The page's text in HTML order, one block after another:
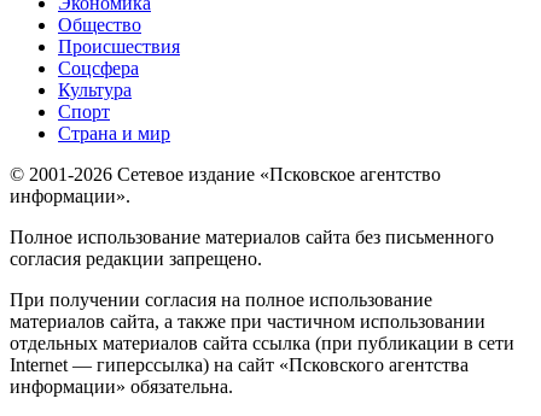
Общество
Происшествия
Соцсфера
Культура
Спорт
Страна и мир
© 2001-2026 Сетевое издание «Псковское агентство
информации».
Полное использование материалов сайта без письменного
согласия редакции запрещено.
При получении согласия на полное использование
материалов сайта, а также при частичном использовании
отдельных материалов сайта ссылка (при публикации в сети
Internet — гиперссылка) на сайт «Псковского агентства
информации» обязательна.